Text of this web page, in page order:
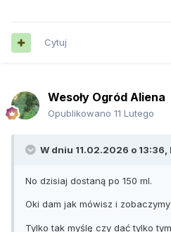
Cytuj
Wesoły Ogród Aliena
Opublikowano 11 Lutego
W dniu 11.02.2026 o 13:36,
No dzisiaj dostaną po 150 ml.
Oki dam jak mówisz i zobaczymy
Tylko tak myślę czy dać tylko